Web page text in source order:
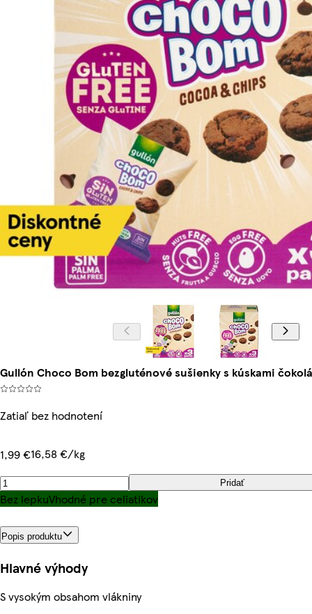
Gullón Choco Bom bezgluténové sušienky s kúskami
Zatiaľ bez hodnotení
1,99 €16,58 €/kg
Pridať
Bez lepkuVhodné pre celiatikov
Popis produktu
Hlavné výhody
S vysokým obsahom vlákniny